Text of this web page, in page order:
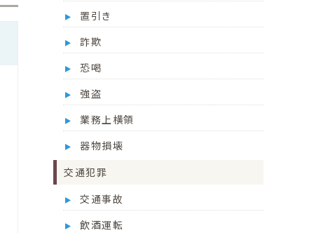
置引き
詐欺
恐喝
強盗
業務上横領
器物損壊
交通犯罪
交通事故
飲酒運転